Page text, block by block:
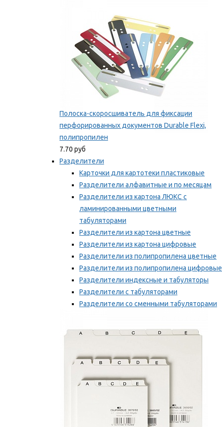
Полоска-скоросшиватель для фиксации
перфорированных документов Durable Flexi,
полипропилен
7.70 руб
Разделители
Карточки для картотеки пластиковые
Разделители алфавитные и по месяцам
Разделители из картона ЛЮКС с
ламинированными цветными
табуляторами
Разделители из картона цветные
Разделители из картона цифровые
Разделители из полипропилена цветные
Разделители из полипропилена цифровые
Разделители индексные и табуляторы
Разделители с табуляторами
Разделители со сменными табуляторами